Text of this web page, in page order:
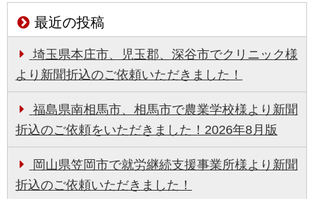
最近の投稿
埼玉県本庄市、児玉郡、深谷市でクリニック様
より新聞折込のご依頼いただきました！
福島県南相馬市、相馬市で農業学校様より新聞
折込のご依頼をいただきました！2026年8月版
岡山県笠岡市で就労継続支援事業所様より新聞
折込のご依頼いただきました！